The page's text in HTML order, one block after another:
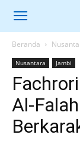
Beranda
Nusantara Jambi
Al-